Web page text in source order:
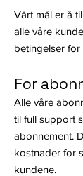
Vårt mål er å
alle våre
betingelser
For
Alle våre
til full support
abonnement.
kostnader for
kundene.